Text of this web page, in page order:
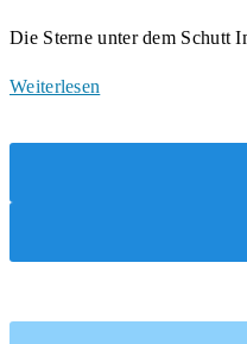
Die Sterne unter dem Schutt
Weiterlesen
unter
Juri